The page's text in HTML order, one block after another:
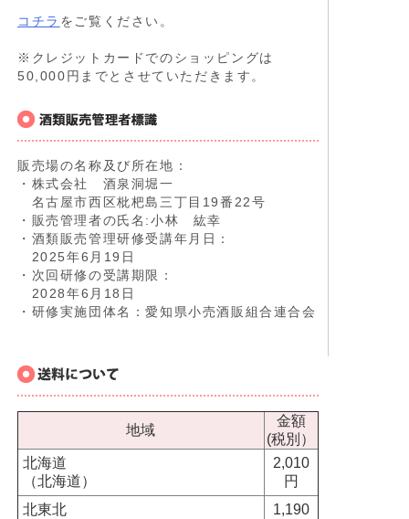
コチラ をご覧ください。
※クレジットカードでのショッピングは
50,000円までとさせていただきます。
販売場の名称及び所在地：
・株式会社 酒泉洞堀一
名古屋市西区枇杷島三丁目19番22号
・販売管理者の氏名:小林 紘幸
・酒類販売管理研修受講年月日：
2025年6月19日
・次回研修の受講期限：
2028年6月18日
・研修実施団体名：愛知県小売酒販組合連合会
地域
金額
(税別）
北海道
（北海道）
2,010
円
北東北
1,190